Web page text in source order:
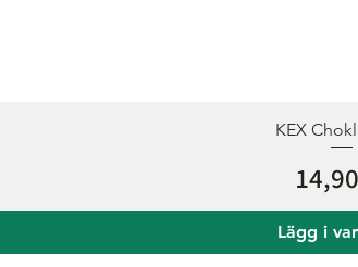
KEX
Pris
Lägg i